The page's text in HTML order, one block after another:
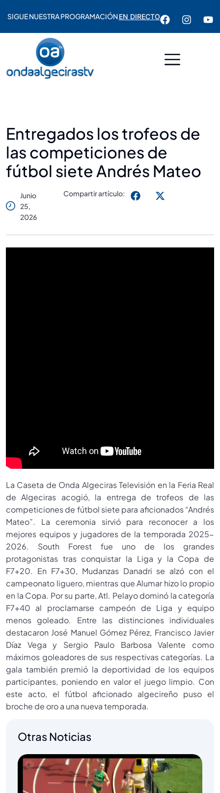
SIGUE NUESTRA PROGRAMACIÓNEN DIRECTO
Entregados los trofeos de
las competiciones de
fútbol siete Andrés Mateo
Junio
25,
2026
Compartir artículo:
La Caseta de Onda Algeciras Televisión en la Feria Real
de Algeciras acogió, la entrega de trofeos de las
competiciones de fútbol siete para aficionados “Andrés
Mateo”. La ceremonia sirvió para reconocer a los
mejores equipos y jugadores de la temporada 2025-
2026. South Forest fue uno de los grandes
protagonistas tras conquistar la Liga y la Copa de
F7+20. En F7+30, Mudanzas Danadri se alzó con el
campeonato liguero, mientras que Alumar hizo lo propio
en la Copa. Por su parte, Atl. Pelayo dominó la categoría
F7+40 al proclamarse campeón de Liga y equipo
menos goleado. Entre las distinciones individuales
destacaron José Manuel Gómez Pérez, Francisco Javier
Díaz Vega y Sergio Paulo Barbosa Valente como
máximos goleadores de sus respectivas categorías. La
gala también premió la deportividad de los equipos
participantes, poniendo en valor el juego limpio. Con
este acto, el fútbol aficionado algecireño puso el
broche de oro a una nueva temporada.
Otras Noticias